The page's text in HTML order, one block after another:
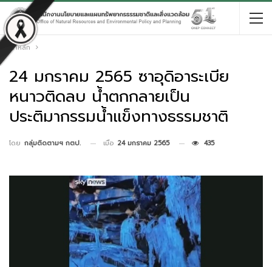
หน้าหลัก
24 มกราคม 2565 ซาอุดิอาระเบีย
หนาวติดลบ น้ำตกกลายเป็น
ประติมากรรมน้ำแข็งทางธรรมชาติ
โดย กลุ่มติดตามฯ กตป. เมื่อ 24 มกราคม 2565 435